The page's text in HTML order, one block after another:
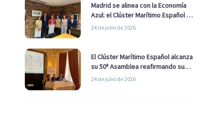
Madrid se alinea con la Economía
Azul: el Clúster Marítimo Español y
la Real Liga Naval avanzan alianzas
24 de julio de 2026
El Clúster Marítimo Español alcanza
su 50ª Asamblea reafirmando su
liderazgo en la Economía Azul
24 de julio de 2026